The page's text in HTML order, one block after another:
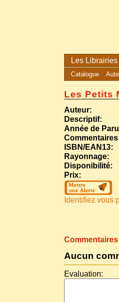
Les Librairies
Catalogue
Les Petits
Auteur:
Descriptif:
Année de
ISBN/EAN13:
Rayonnage:
Disponibilité:
Prix:
Identifiez vous
Commentaires
Aucun
Evaluation: